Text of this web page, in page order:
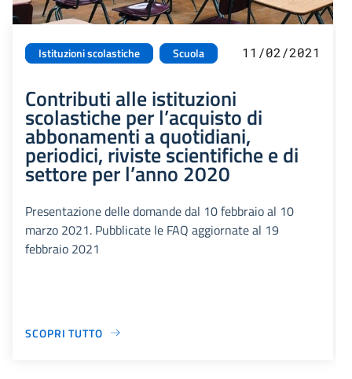
Istituzioni scolastiche Scuola 11/02/2021
Contributi alle istituzioni
scolastiche per l’acquisto di
abbonamenti a quotidiani,
periodici, riviste scientifiche e di
settore per l’anno 2020
Presentazione delle domande dal 10 febbraio al 10
marzo 2021. Pubblicate le FAQ aggiornate al 19
febbraio 2021
SCOPRI TUTTO